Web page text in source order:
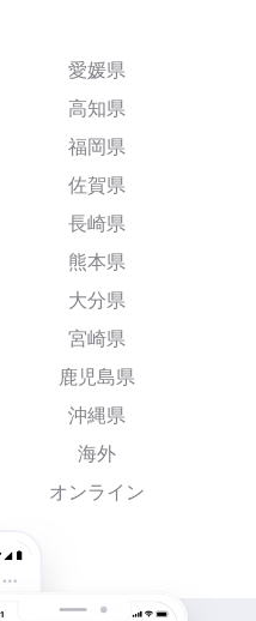
愛媛県
高知県
福岡県
佐賀県
長崎県
熊本県
大分県
宮崎県
鹿児島県
沖縄県
海外
オンライン